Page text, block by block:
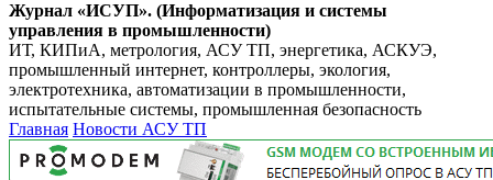
Журнал «ИСУП». (Информатизация и системы
управления в промышленности)
ИТ, КИПиА, метрология, АСУ ТП, энергетика, АСКУЭ,
промышленный интернет, контроллеры, экология,
электротехника, автоматизации в промышленности,
испытательные системы, промышленная безопасность
Главная Новости АСУ ТП